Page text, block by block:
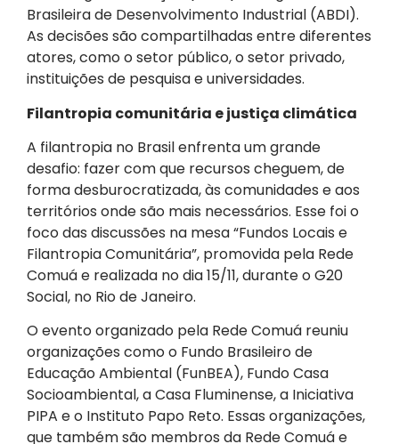
Brasileira de Desenvolvimento Industrial (ABDI).
As decisões são compartilhadas entre diferentes
atores, como o setor público, o setor privado,
instituições de pesquisa e universidades.
Filantropia comunitária e justiça climática
A filantropia no Brasil enfrenta um grande
desafio: fazer com que recursos cheguem, de
forma desburocratizada, às comunidades e aos
territórios onde são mais necessários. Esse foi o
foco das discussões na mesa “Fundos Locais e
Filantropia Comunitária”, promovida pela Rede
Comuá e realizada no dia 15/11, durante o G20
Social, no Rio de Janeiro.
O evento organizado pela Rede Comuá reuniu
organizações como o Fundo Brasileiro de
Educação Ambiental (FunBEA), Fundo Casa
Socioambiental, a Casa Fluminense, a Iniciativa
PIPA e o Instituto Papo Reto. Essas organizações,
que também são membros da Rede Comuá e